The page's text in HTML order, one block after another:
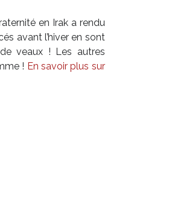
en Irak a rendu
avant l’hiver en sont
veaux ! Les autres
! En savoir plus sur